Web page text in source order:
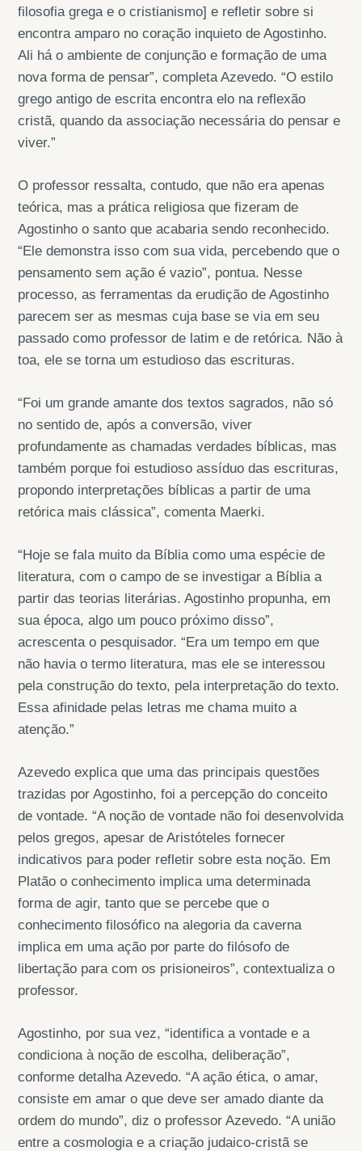
filosofia grega e o cristianismo] e refletir sobre si
encontra amparo no coração inquieto de Agostinho.
Ali há o ambiente de conjunção e formação de uma
nova forma de pensar”, completa Azevedo. “O estilo
grego antigo de escrita encontra elo na reflexão
cristã, quando da associação necessária do pensar e
viver.”
O professor ressalta, contudo, que não era apenas
teórica, mas a prática religiosa que fizeram de
Agostinho o santo que acabaria sendo reconhecido.
“Ele demonstra isso com sua vida, percebendo que o
pensamento sem ação é vazio”, pontua. Nesse
processo, as ferramentas da erudição de Agostinho
parecem ser as mesmas cuja base se via em seu
passado como professor de latim e de retórica. Não à
toa, ele se torna um estudioso das escrituras.
“Foi um grande amante dos textos sagrados, não só
no sentido de, após a conversão, viver
profundamente as chamadas verdades bíblicas, mas
também porque foi estudioso assíduo das escrituras,
propondo interpretações bíblicas a partir de uma
retórica mais clássica”, comenta Maerki.
“Hoje se fala muito da Bíblia como uma espécie de
literatura, com o campo de se investigar a Bíblia a
partir das teorias literárias. Agostinho propunha, em
sua época, algo um pouco próximo disso”,
acrescenta o pesquisador. “Era um tempo em que
não havia o termo literatura, mas ele se interessou
pela construção do texto, pela interpretação do texto.
Essa afinidade pelas letras me chama muito a
atenção.”
Azevedo explica que uma das principais questões
trazidas por Agostinho, foi a percepção do conceito
de vontade. “A noção de vontade não foi desenvolvida
pelos gregos, apesar de Aristóteles fornecer
indicativos para poder refletir sobre esta noção. Em
Platão o conhecimento implica uma determinada
forma de agir, tanto que se percebe que o
conhecimento filosófico na alegoria da caverna
implica em uma ação por parte do filósofo de
libertação para com os prisioneiros”, contextualiza o
professor.
Agostinho, por sua vez, “identifica a vontade e a
condiciona à noção de escolha, deliberação”,
conforme detalha Azevedo. “A ação ética, o amar,
consiste em amar o que deve ser amado diante da
ordem do mundo”, diz o professor Azevedo. “A união
entre a cosmologia e a criação judaico-cristã se